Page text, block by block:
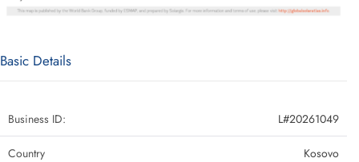
Basic Details
Business ID: L#20261049
Country Kosovo